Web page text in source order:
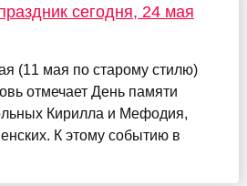
сегодня, 24 мая
(11 мая по старому стилю)
отмечает День памяти
Кирилла и Мефодия,
К этому событию в